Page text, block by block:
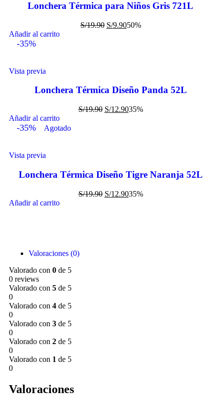
Lonchera Térmica para Niños Gris 721L
S/19.90 S/9.9050%
Añadir al carrito
-35%
Vista previa
Lonchera Térmica Diseño Panda 52L
S/19.90 S/12.9035%
Añadir al carrito
-35% Agotado
Vista previa
Lonchera Térmica Diseño Tigre Naranja 52L
S/19.90 S/12.9035%
Añadir al carrito
Valoraciones (0)
Valorado con 0 de 5
0 reviews
Valorado con 5 de 5
0
Valorado con 4 de 5
0
Valorado con 3 de 5
0
Valorado con 2 de 5
0
Valorado con 1 de 5
0
Valoraciones